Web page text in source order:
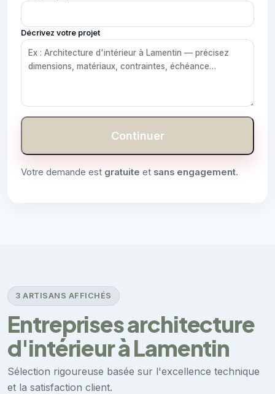
Décrivez votre projet
Continuer
Votre demande est gratuite et sans engagement.
3 ARTISANS AFFICHÉS
Entreprises architecture
d'intérieur à Lamentin
Sélection rigoureuse basée sur l'excellence technique
et la satisfaction client.